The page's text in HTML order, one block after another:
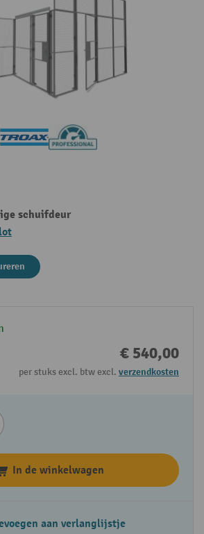
schuifdeur
€ 540,00
per stuks excl. btw excl. verzendkosten
In de winkelwagen
aan verlanglijstje